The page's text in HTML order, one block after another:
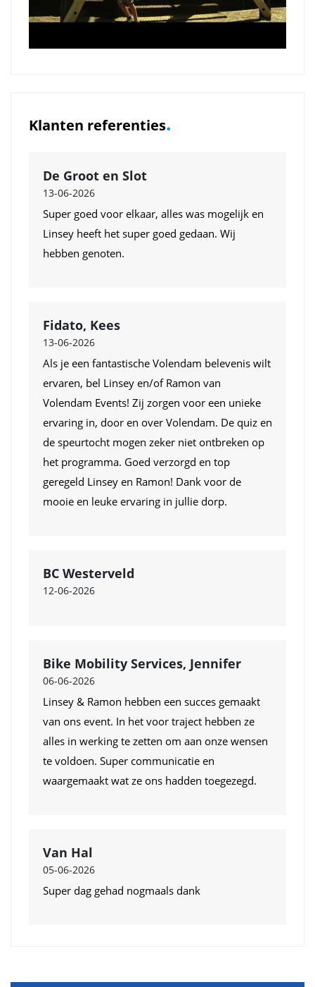
Klanten referenties.
De Groot en Slot
13-06-2026
Super goed voor elkaar, alles was mogelijk en
Linsey heeft het super goed gedaan. Wij
hebben genoten.
Fidato, Kees
13-06-2026
Als je een fantastische Volendam belevenis wilt
ervaren, bel Linsey en/of Ramon van
Volendam Events! Zij zorgen voor een unieke
ervaring in, door en over Volendam. De quiz en
de speurtocht mogen zeker niet ontbreken op
het programma. Goed verzorgd en top
geregeld Linsey en Ramon! Dank voor de
mooie en leuke ervaring in jullie dorp.
BC Westerveld
12-06-2026
Bike Mobility Services, Jennifer
06-06-2026
Linsey & Ramon hebben een succes gemaakt
van ons event. In het voor traject hebben ze
alles in werking te zetten om aan onze wensen
te voldoen. Super communicatie en
waargemaakt wat ze ons hadden toegezegd.
Van Hal
05-06-2026
Super dag gehad nogmaals dank